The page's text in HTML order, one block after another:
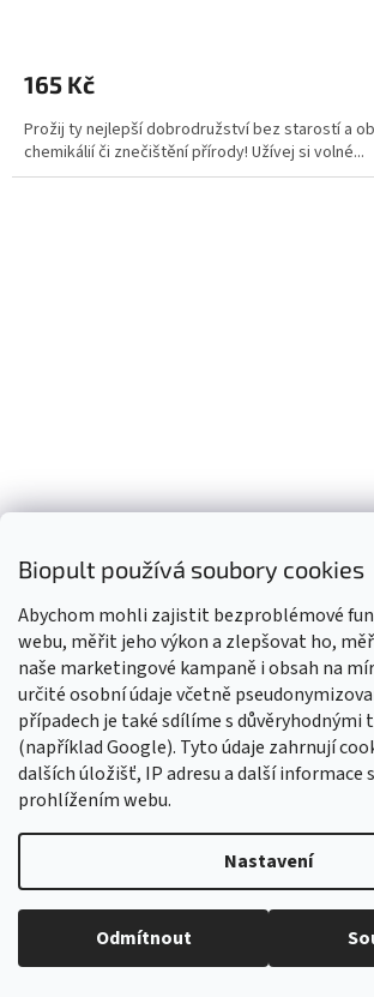
Biopult používá soubory cookies
Abychom mohli zajistit bezproblémové
webu, měřit jeho výkon a zlepšovat ho,
naše marketingové kampaně i obsah na
určité osobní údaje včetně
případech je také sdílíme s
(například Google). Tyto údaje zahrnují
dalších úložišť, IP adresu a další informace
prohlížením webu.
Nastavení
Odmítnout
Vážení zákazníci, z důvodu čerpání dovolené budou
objednávky přijaté v tomto období expedovány od 17.
Děkujeme za pochopení, trpělivost i vaši přízeň.
je
z
5
hvězdiček.
165 Kč
Prožij ty nejlepší dobrodružství bez starostí a
chemikálií či znečištění přírody! Užívej si volné...
Soaphoria DOBROdruh Přírodní
Průměrné
hodnocení
produktu
je
4,8
z
5
167 Kč
Prožij ty nejlepší dobrodružství bez starostí a
chemikálií či znečištění přírody! Užívej si volné...